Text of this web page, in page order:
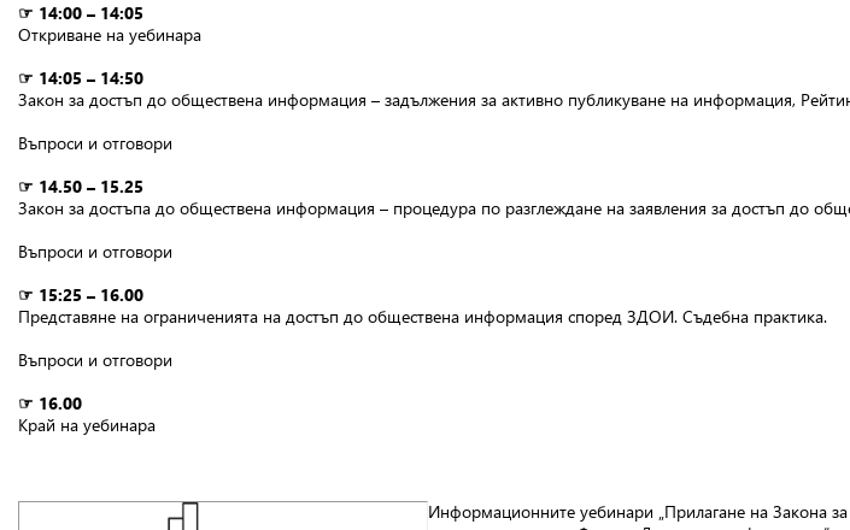
☞ 14:00 – 14:05
Откриване на уебинара
☞ 14:05 – 14:50
Закон за достъп до обществена информация – задължения за активно публикуване на информация,
Въпроси и отговори
☞ 14.50 – 15.25
Закон за достъпа до обществена информация – процедура по разглеждане на заявления за достъп до
Въпроси и отговори
☞ 15:25 – 16.00
Представяне на ограниченията на достъп до обществена информация според ЗДОИ. Съдебна практика.
Въпроси и отговори
☞ 16.00
Край на уебинара
Информационните уебинари „Прилагане на Закона